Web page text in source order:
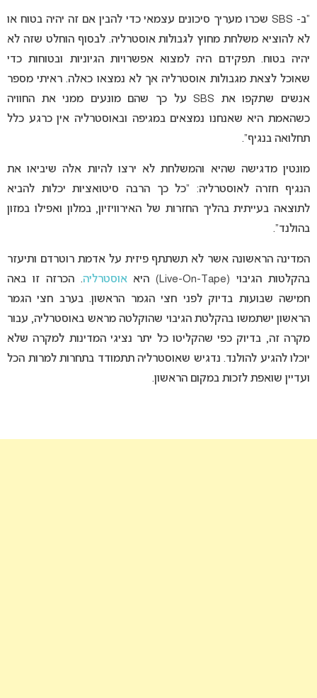
“ב- SBS שכרו מעריך סיכונים עצמאי כדי להבין אם זה יהיה בטוח או
לא להוציא משלחת מחוץ לגבולות אוסטרליה. לבסוף הוחלט שזה לא
יהיה בטוח. תפקידם היה למצוא אפשרויות הגיוניות ובטוחות כדי
שאוכל לצאת מגבולות אוסטרליה אך לא נמצאו כאלה. ראיתי מספר
אנשים שתקפו את SBS על כך שהם מונעים ממני את החוויה
כשהאמת היא שאנחנו נמצאים במגיפה ובאוסטרליה אין כרגע כלל
תחלואה בנגיף”.
מונטין מדגישה שהיא והמשלחת לא ירצו להיות אלה שיביאו את
הנגיף חזרה לאוסטרליה: “כל כך הרבה סיטואציות יכלות להביא
לתוצאה בעייתית בהליך החזרות של האירוויזיון, במלון ואפילו במזון
בהולנד”.
המדינה הראשונה אשר לא תשתתף פיזית על אדמת רוטרדם ותיעזר
בהקלטות הגיבוי (Live-On-Tape) היא
אוסטרליה. הכרזה זו באה
חמישה שבועות בדיוק לפני חצי הגמר הראשון.בערב חצי הגמר
הראשון ישתמשו בהקלטת הגיבוי שהוקלטה מראש באוסטרליה, עבור
מקרה זה, בדיוק כפי שהקליטו כל יתר נציגי המדינות למקרה שלא
יוכלו להגיע להולנד. נדגיש שאוסטרליה תתמודד בתחרות למרות הכל
ועדיין שואפת לזכות במקום הראשון.